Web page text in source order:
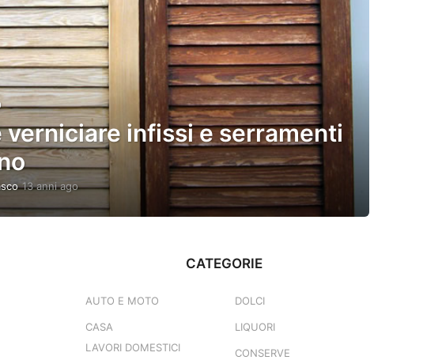
verniciare infissi e serramenti
13 anni ago1
a
CATEGORIE
AUTO E MOTO
CASA
LAVORI DOMESTICI
DOLCI
LIQUORI
CONSERVE